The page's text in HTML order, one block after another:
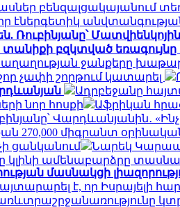
բենզալցակայանում
էներգետիկ
Մատվիենկոյին
բզկտված եռագույնը
ջանքերը
չափի շորթում կատարել
Ադրբեջանը
նոր հոսքի Աֆրիկան
Վարդևանյանին․
270,000 միգրանտ
ցանկանում
Նարեկ
կլինի ամենաբարձրը
մասնակցի
է, որ Իսրայելի